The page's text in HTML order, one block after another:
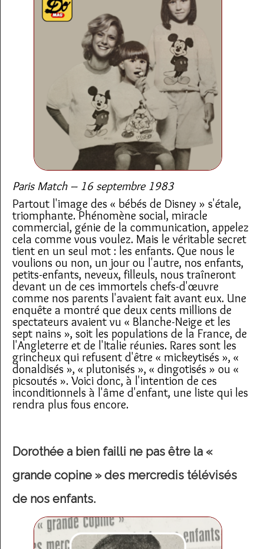
Paris Match – 16 septembre 1983
Partout l'image des « bébés de Disney » s'étale,
triomphante. Phénomène social, miracle
commercial, génie de la communication, appelez
cela comme vous voulez. Mais le véritable secret
tient en un seul mot : les enfants. Que nous le
voulions ou non, un jour ou l'autre, nos enfants,
petits-enfants, neveux, filleuls, nous traîneront
devant un de ces immortels chefs-d'œuvre
comme nos parents l'avaient fait avant eux. Une
enquête a montré que deux cents millions de
spectateurs avaient vu « Blanche-Neige et les
sept nains », soit les populations de la France, de
l'Angleterre et de l'Italie réunies. Rares sont les
grincheux qui refusent d'être « mickeytisés », «
donaldisés », « plutonisés », « dingotisés » ou «
picsoutés ». Voici donc, à l'intention de ces
inconditionnels à l'âme d'enfant, une liste qui les
rendra plus fous encore.
Dorothée a bien failli ne pas être la «
grande copine » des mercredis télévisés
de nos enfants.